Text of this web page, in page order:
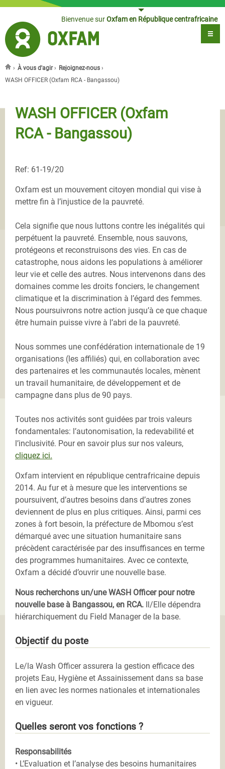
Jump to navigationBienvenue surOxfam en République centrafricaine
Vous êtes ici
› À vous d'agir› Rejoignez-nous ›
WASH OFFICER (Oxfam RCA - Bangassou)
WASH OFFICER (Oxfam
RCA - Bangassou)
Ref: 61-19/20
Oxfam est un mouvement citoyen mondial qui vise à
mettre fin à l’injustice de la pauvreté.
Cela signifie que nous luttons contre les inégalités qui
perpétuent la pauvreté. Ensemble, nous sauvons,
protégeons et reconstruisons des vies. En cas de
catastrophe, nous aidons les populations à améliorer
leur vie et celle des autres. Nous intervenons dans des
domaines comme les droits fonciers, le changement
climatique et la discrimination à l’égard des femmes.
Nous poursuivrons notre action jusqu’à ce que chaque
être humain puisse vivre à l’abri de la pauvreté.
Nous sommes une confédération internationale de 19
organisations (les affiliés) qui, en collaboration avec
des partenaires et les communautés locales, mènent
un travail humanitaire, de développement et de
campagne dans plus de 90 pays.
Toutes nos activités sont guidées par trois valeurs
fondamentales: l’autonomisation, la redevabilité et
l’inclusivité. Pour en savoir plus sur nos valeurs,
cliquez ici.
Oxfam intervient en république centrafricaine depuis
2014. Au fur et à mesure que les interventions se
poursuivent, d’autres besoins dans d’autres zones
deviennent de plus en plus critiques. Ainsi, parmi ces
zones à fort besoin, la préfecture de Mbomou s’est
démarqué avec une situation humanitaire sans
précèdent caractérisée par des insuffisances en terme
des programmes humanitaires. Avec ce contexte,
Oxfam a décidé d’ouvrir une nouvelle base.
Nous recherchons un/une WASH Officer pour notre
nouvelle base à Bangassou, en RCA. Il/Elle dépendra
hiérarchiquement du Field Manager de la base.
Objectif du poste
Le/la Wash Officer assurera la gestion efficace des
projets Eau, Hygiène et Assainissement dans sa base
en lien avec les normes nationales et internationales
en vigueur.
Quelles seront vos fonctions ?
Responsabilités
• L’Evaluation et l’analyse des besoins humanitaires